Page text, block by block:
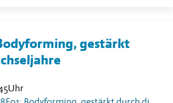
gestärkt
Uhr